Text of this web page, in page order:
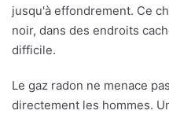
jusqu'à effondrement. Ce
noir, dans des endroits
difficile.
Le gaz radon ne menace
directement les hommes.